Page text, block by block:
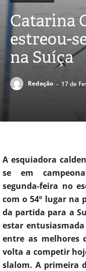
Catarina
estreou-
na Suíça
Redação - 17 de
A esquiadora
se em
segunda-feira no
com o 54º lugar na
da partida para a
estar
entre as melhores
volta a competir
slalom. A primeira